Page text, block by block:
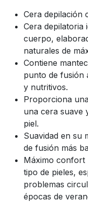
Cera depilación
Cera depilatoria
cuerpo,
naturales de
Contiene
punto de fusión
y nutritivos.
Proporciona
una cera suave
piel.
Suavidad en su
de fusión más
Máximo confort
tipo de pieles,
problemas
épocas de